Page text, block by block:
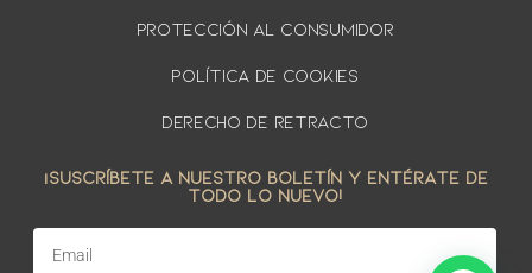
¡SUSCRÍBETE A NUESTRO BOLETÍN Y ENTÉRATE DE
TODO LO NUEVO!
PROTECCIÓN AL CONSUMIDOR
Política de cookies
DERECHO DE RETRACTO